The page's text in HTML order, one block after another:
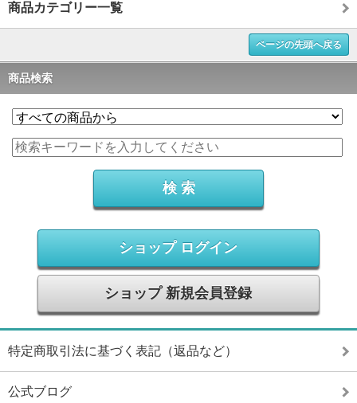
商品カテゴリー一覧
ページの先頭へ戻る
商品検索
ショップ ログイン
ショップ 新規会員登録
特定商取引法に基づく表記（返品など）
公式ブログ